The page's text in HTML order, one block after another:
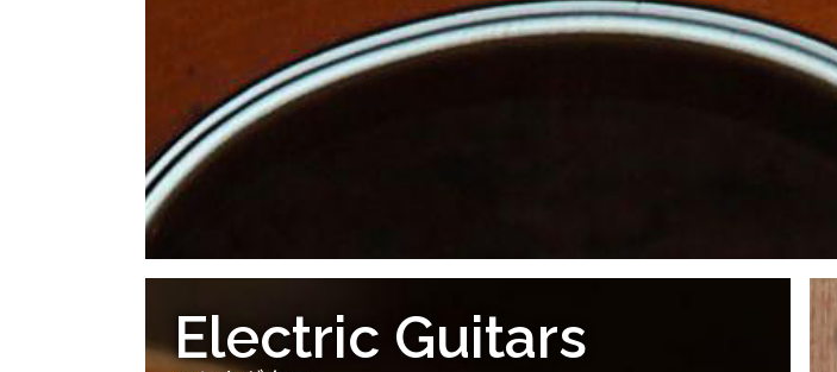
Electric Guitars